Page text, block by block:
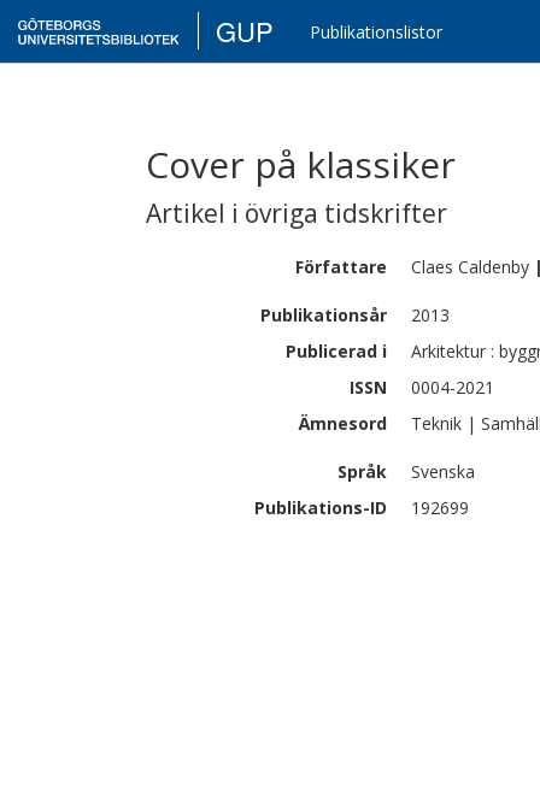
GUP Publikationslistor
Cover på klassiker
Artikel i övriga tidskrifter
Författare Claes Caldenby
Publikationsår
2013
Publicerad i
Arkitektur :
ISSN
0004-2021
Ämnesord
Teknik |
Språk
Svenska
Publikations-ID
192699